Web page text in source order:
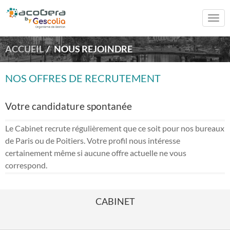
ACCUEIL NOUS REJOINDRE
NOS OFFRES DE RECRUTEMENT
Votre candidature spontanée
Le Cabinet recrute régulièrement que ce soit pour nos bureaux
de Paris ou de Poitiers. Votre profil nous intéresse
certainement même si aucune offre actuelle ne vous
correspond.
CABINET